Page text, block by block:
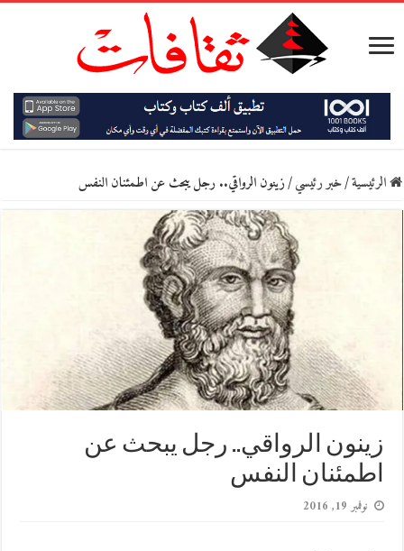
الرئيسية/خبر رئيسي/زينون الرواقي.. رجل يبحث عن اطمئنان النفس
زينون الرواقي.. رجل يبحث عن
اطمئنان النفس
نوفمبر 19, 2016